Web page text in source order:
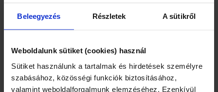
Beleegyezés Részletek A sütikről
Weboldalunk sütiket (cookies) használ
Sütiket használunk a tartalmak és hirdetések személyre
szabásához, közösségi funkciók biztosításához,
valamint weboldalforgalmunk elemzéséhez. Ezenkívül
Popis
GPSR